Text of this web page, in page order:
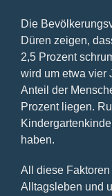
Die
Düren zeigen,
2,5 Prozent
wird um etwa vier
Anteil der
Prozent liegen.
haben.
All diese
Alltagsleben und